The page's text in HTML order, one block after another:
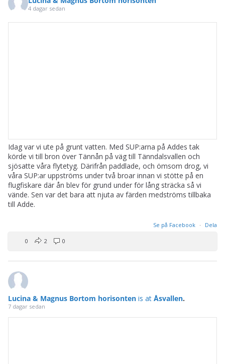
4 dagar sedan
Idag var vi ute på grunt vatten. Med SUP:arna på Addes tak
körde vi till bron över Tännån på väg till Tänndalsvallen och
sjösatte våra flytetyg. Därifrån paddlade, och ömsom drog, vi
våra SUP:ar uppströms under två broar innan vi stötte på en
flugfiskare där ån blev för grund under för lång sträcka så vi
vände. Sen var det bara att njuta av färden medströms tillbaka
till Adde.
Se på Facebook · Dela
0 2 0
Lucina & Magnus Bortom horisonten is at Åsvallen.
7 dagar sedan